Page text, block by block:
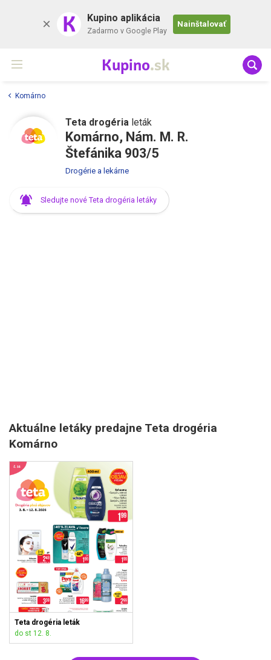
K Kupino aplikácia
Zadarmo v Google Play
Nainštalovať
Kupino.sk
Komárno
Teta drogéria leták
Komárno, Nám. M. R.
Štefánika 903/5
Drogérie a lekárne
Sledujte nové Teta drogéria letáky
Aktuálne letáky predajne Teta drogéria
Komárno
Teta drogéria leták
do st 12. 8.